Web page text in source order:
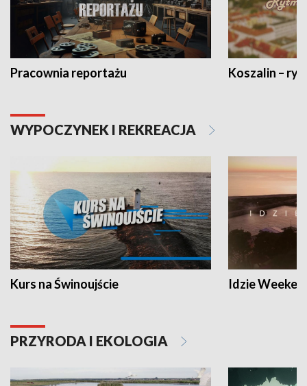
Pracownia reportażu Koszalin –
WYPOCZYNEK I REKREACJA
Kurs na Świnoujście Idzie
PRZYRODA I EKOLOGIA